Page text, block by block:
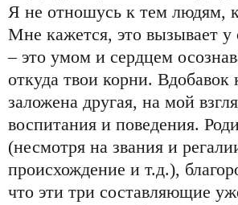
Я не отношусь к тем людям,
Мне кажется, это вызывает
– это умом и сердцем
откуда твои корни. Вдобавок
заложена другая, на мой
воспитания и поведения.
(несмотря на звания и
происхождение и т.д.),
что эти три составляющие